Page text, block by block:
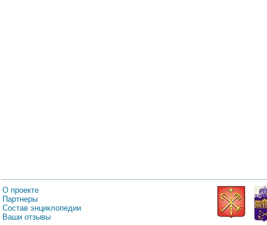
О проекте
Партнеры
Состав энциклопедии
Ваши отзывы